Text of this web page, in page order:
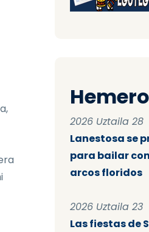
2026 Uztaila 28
Lanestosa se
para bailar
arcos floridos
2026 Uztaila 23
Las fiestas de